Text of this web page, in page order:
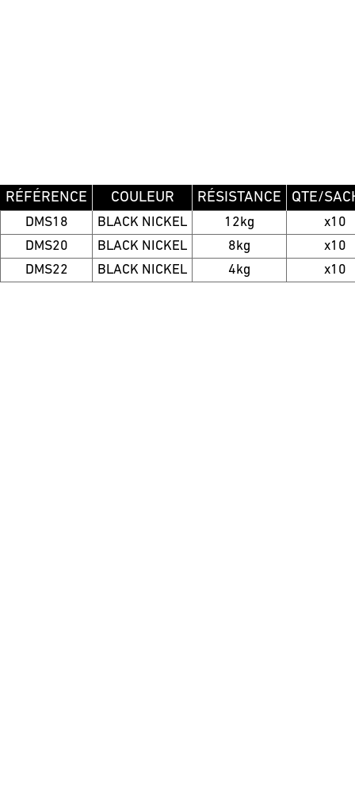
RÉFÉRENCE COULEUR RÉSISTANCE QTE/
DMS18 BLACK NICKEL 12kg
x10
DMS20
BLACK NICKEL 8kg
x10
DMS22
BLACK NICKEL 4kg x10